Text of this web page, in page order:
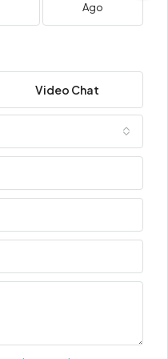
Ago
Video Chat